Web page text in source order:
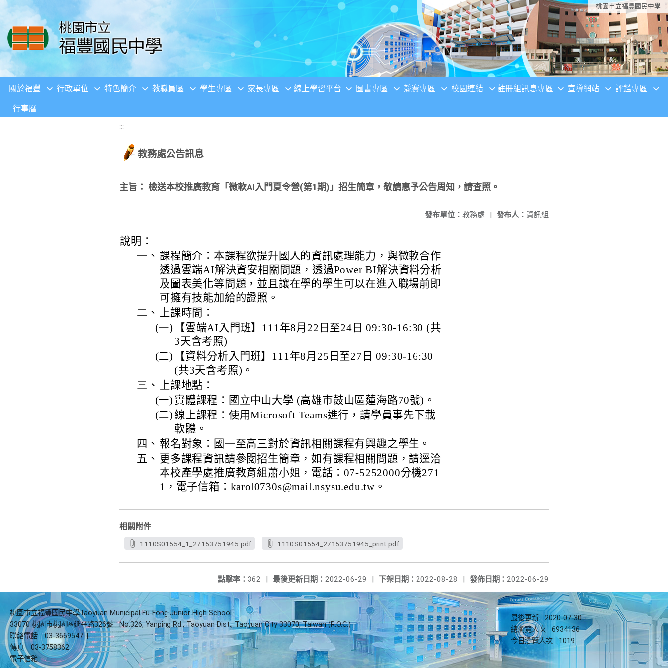
移至網頁之主要內容區位置 桃園市立福豐國民中學
關於福豐 行政單位 特色簡介 教職員區 學生專區 家長專區 線上學習平台 圖書專區 競賽專區 校園連結 註冊組訊息專區 宣導網站 評鑑專區
行事曆
:::
教務處公告訊息
主旨： 檢送本校推廣教育「微軟AI入門夏令營(第1期)」招生簡章，敬請惠予公告周知，請查照。
發布人： 資訊組
發布單位： 教務處 |
說明：
一、 課程簡介：本課程欲提升國人的資訊處理能力，與微軟合作
透過雲端AI解決資安相關問題，透過Power BI解決資料分析
及圖表美化等問題，並且讓在學的學生可以在進入職場前即
可擁有技能加給的證照。
二、
上課時間：
(一)
【雲端AI入門班】111年8月22日至24日 09:30-16:30 (共
3天含考照)
(二)
【資料分析入門班】111年8月25日至27日 09:30-16:30
(共3天含考照)。
三、
上課地點：
(一) 實體課程：國立中山大學 (高雄市鼓山區蓮海路70號)。
(二)線上課程：使用Microsoft Teams進行，請學員事先下載
軟體。
四、 報名對象：國一至高三對於資訊相關課程有興趣之學生。
五、 更多課程資訊請參閱招生簡章，如有課程相關問題，請逕洽
本校產學處推廣教育組蕭小姐，電話：07-5252000分機271
1，電子信箱：karol0730s@mail.nsysu.edu.tw。
相關附件
1110S01554_1_27153751945.pdf 1110S01554_27153751945_print.pdf
發佈日期： 2022-06-29
下架日期： 2022-08-28 |
最後更新日期： 2022-06-29 |
點擊率： 362 |
桃園市立福豐國民中學Taoyuan Municipal Fu-Fong Junior High School
33070 桃園市桃園區延平路326號
No.326, Yanping Rd., Taoyuan Dist., Taoyuan City 33070, Taiwan (R.O.C.)
聯絡電話
03-3669547 |
傳真
03-3758362
電子信箱
最後更新
2020-07-30
總瀏覽人次
6934136
今日瀏覽人次
1019